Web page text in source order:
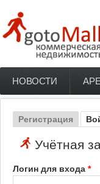
Главное меню
НОВОСТИ
Главные
Регистрация
Учётная
Логин для входа *